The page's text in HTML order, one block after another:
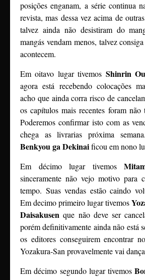
posições enganam, a série continua
revista, mas dessa vez acima de
talvez ainda não desistiram do
mangás vendam menos, talvez
acontecem.
Em oitavo lugar tivemos Shinrin
agora está recebendo colocações
acho que ainda corra risco de
os capítulos mais recentes foram não
Poderemos confirmar isto com as
chega as livrarias próxima
Benkyou ga Dekinaificou em nono
Em décimo lugar tivemos
sinceramente não vejo motivo para
tempo. Suas vendas estão caindo
Em decimo primeiro lugar tivemos
Daisakusen que não deve ser
porém definitivamente ainda não está
os editores conseguirem encontrar
Yozakura-San provavelmente vai
Em décimo segundo lugar tivemos